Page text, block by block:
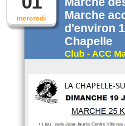
mercredi
Marche
d'environ
Chapelle
Club - ACC